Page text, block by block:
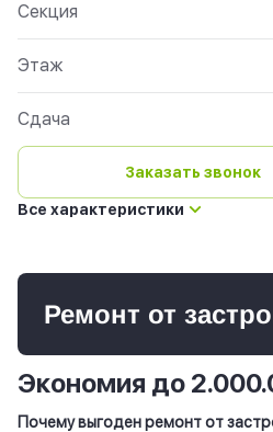
Секция
Этаж
Сдача
Заказать звонок
Все характеристики
Ремонт от
Экономия до
Почему выгоден ремонт от